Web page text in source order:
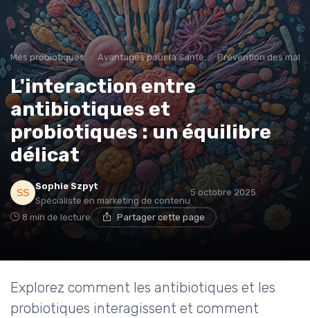
Mes probiotiques Avantages pour la Santé Prévention des
L'interaction entre
antibiotiques et
probiotiques : un équilibre
délicat
Sophie Szpyt
Spécialiste en marketing de contenu
5 octobre 2025
8 min de lecture Partager cette page
Explorez comment les antibiotiques et les
probiotiques interagissent et comment